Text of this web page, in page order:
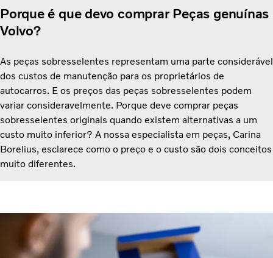
Porque é que devo comprar Peças genuínas
Volvo?
As peças sobresselentes representam uma parte considerável
dos custos de manutenção para os proprietários de
autocarros. E os preços das peças sobresselentes podem
variar consideravelmente. Porque deve comprar peças
sobresselentes originais quando existem alternativas a um
custo muito inferior? A nossa especialista em peças, Carina
Borelius, esclarece como o preço e o custo são dois conceitos
muito diferentes.